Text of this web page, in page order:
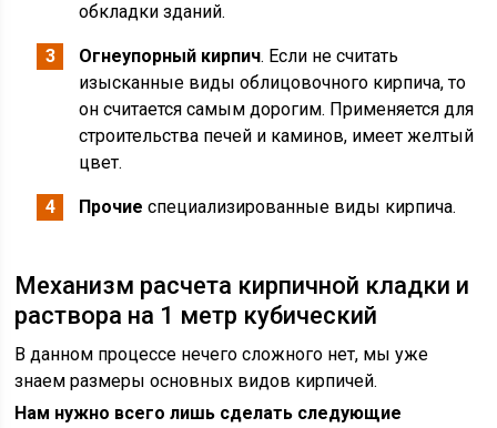
обкладки зданий.
Огнеупорный кирпич. Если не считать
изысканные виды облицовочного кирпича, то
он считается самым дорогим. Применяется для
строительства печей и каминов, имеет желтый
цвет.
Прочие специализированные виды кирпича.
Механизм расчета кирпичной кладки и
раствора на 1 метр кубический
В данном процессе нечего сложного нет, мы уже
знаем размеры основных видов кирпичей.
Нам нужно всего лишь сделать следующие